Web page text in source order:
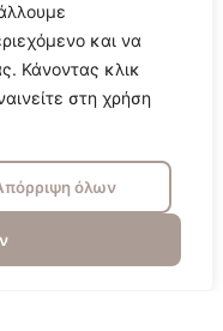
και να
Κάνοντας κλικ
στη χρήση
όλων